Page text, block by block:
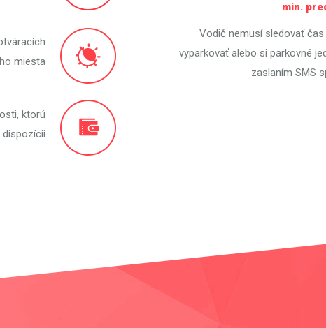
miesta
ktorú
min.
Vodič nemusí sledovať
vyparkovať alebo si parkovné
zaslaním SMS